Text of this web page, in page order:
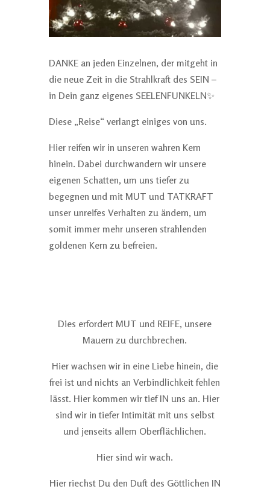
DANKE an jeden Einzelnen, der mitgeht in
die neue Zeit in die Strahlkraft des SEIN –
in Dein ganz eigenes SEELENFUNKELN✨
Diese „Reise“ verlangt einiges von uns.
Hier reifen wir in unseren wahren Kern
hinein. Dabei durchwandern wir unsere
eigenen Schatten, um uns tiefer zu
begegnen und mit MUT und TATKRAFT
unser unreifes Verhalten zu ändern, um
somit immer mehr unseren strahlenden
goldenen Kern zu befreien.
Dies erfordert MUT und REIFE, unsere
Mauern zu durchbrechen.
Hier wachsen wir in eine Liebe hinein, die
frei ist und nichts an Verbindlichkeit fehlen
lässt. Hier kommen wir tief IN uns an. Hier
sind wir in tiefer Intimität mit uns selbst
und jenseits allem Oberflächlichen.
Hier sind wir wach.
Hier riechst Du den Duft des Göttlichen IN